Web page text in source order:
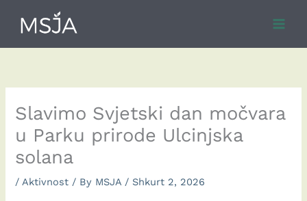
content
Slavimo Svjetski dan močvara
u Parku prirode Ulcinjska
solana
/Aktivnost / By MSJA / Shkurt 2, 2026